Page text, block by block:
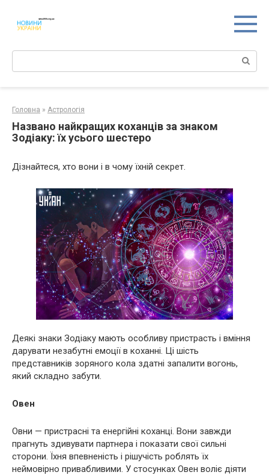
контенту
Поиск:
Головна » Астрологія
Названо найкращих коханців за знаком
Зодіаку: їх усього шестеро
Дізнайтеся, хто вони і в чому їхній секрет.
Деякі знаки Зодіаку мають особливу пристрасть і вміння
дарувати незабутні емоції в коханні. Ці шість
представників зоряного кола здатні запалити вогонь,
який складно забути.
Овен
Овни — пристрасні та енергійні коханці. Вони завжди
прагнуть здивувати партнера і показати свої сильні
сторони. Їхня впевненість і рішучість роблять їх
неймовірно привабливими. У стосунках Овен воліє діяти